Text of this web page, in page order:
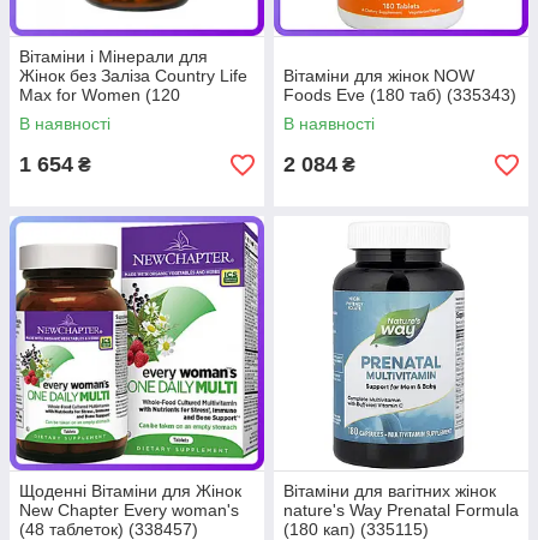
Вітаміни і Мінерали для
Жінок без Заліза Country Life
Max for Women (120
желатинових капсул)
(338310)
В наявності
1 654 ₴
Вітаміни для жінок NOW
Foods Eve (180 таб) (335343)
В наявності
2 084 ₴
Щоденні Вітаміни для Жінок
New Chapter Every woman's
(48 таблеток) (338457)
Вітаміни для вагітних жінок
nature's Way Prenatal Formula
(180 кап) (335115)